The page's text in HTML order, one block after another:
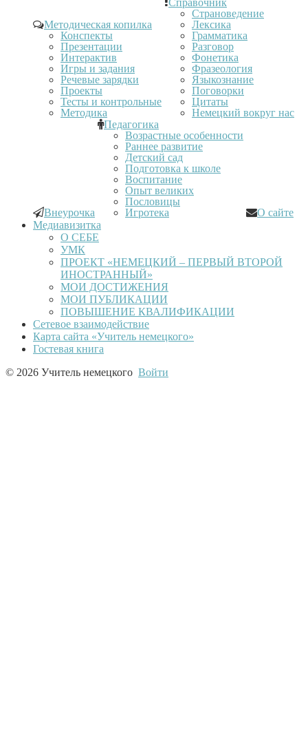
Методическая копилка
Конспекты
Презентации
Интерактив
Игры и задания
Речевые зарядки
Проекты
Тесты и контрольные
Методика
Справочник
Страноведение
Лексика
Грамматика
Разговор
Фонетика
Фразеология
Языкознание
Поговорки
Цитаты
Немецкий вокруг нас
Внеурочка
Педагогика
Возрастные особенности
Раннее развитие
Детский сад
Подготовка к школе
Воспитание
Опыт великих
Пословицы
Игротека
О сайте
Медиавизитка
О СЕБЕ
УМК
ПРОЕКТ «НЕМЕЦКИЙ – ПЕРВЫЙ ВТОРОЙ
ИНОСТРАННЫЙ»
МОИ ДОСТИЖЕНИЯ
МОИ ПУБЛИКАЦИИ
ПОВЫШЕНИЕ КВАЛИФИКАЦИИ
Сетевое взаимодействие
Карта сайта «Учитель немецкого»
Гостевая книга
© 2026 Учитель немецкого Войти